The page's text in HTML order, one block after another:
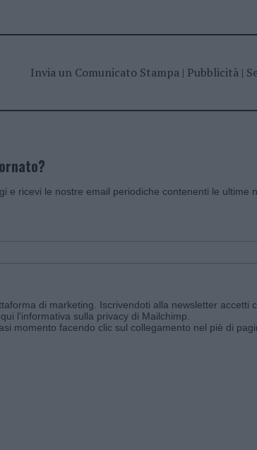
Invia un Comunicato Stampa| Pubblicità|
e ricevi le nostre email periodiche contenenti le ultime
di marketing. Iscrivendoti alla newsletter accetti
l'informativa sulla privacy di Mailchimp
momento facendo clic sul collegamento nel piè di